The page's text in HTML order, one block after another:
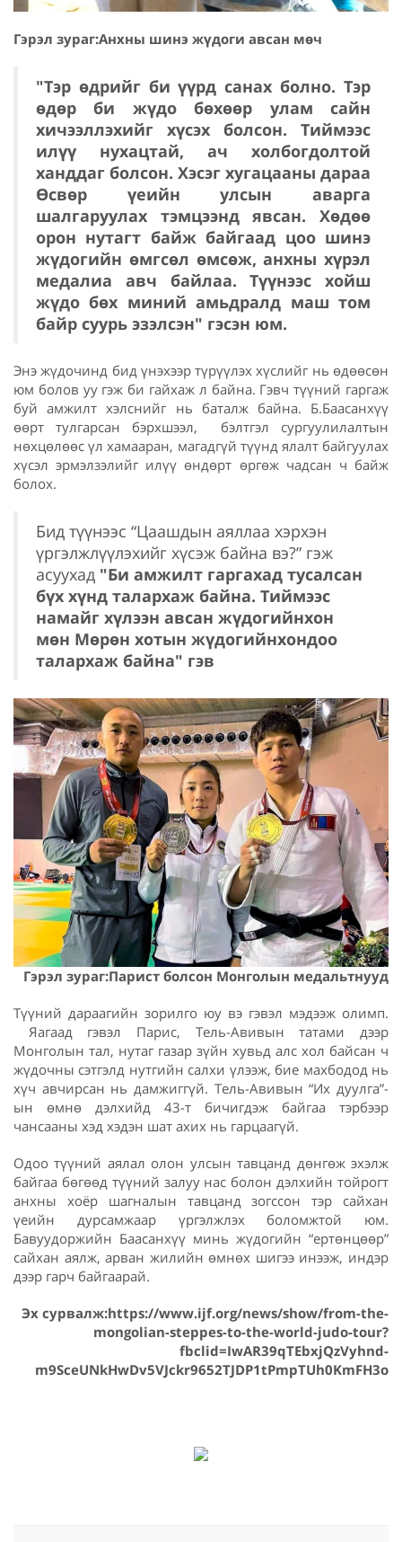
Гэрэл зураг:Анхны шинэ жүдоги авсан мөч
"Тэр өдрийг би үүрд санах болно. Тэр
өдөр би жүдо бөхөөр улам сайн
хичээллэхийг хүсэх болсон. Тиймээс
илүү нухацтай, ач холбогдолтой
ханддаг болсон. Хэсэг хугацааны дараа
Өсвөр үеийн улсын аварга
шалгаруулах тэмцээнд явсан. Хөдөө
орон нутагт байж байгаад цоо шинэ
жүдогийн өмгсөл өмсөж, анхны хүрэл
медалиа авч байлаа. Түүнээс хойш
жүдо бөх миний амьдралд маш том
байр суурь эзэлсэн" гэсэн юм.
Энэ жүдочинд бид үнэхээр түрүүлэх хүслийг нь өдөөсөн
юм болов уу гэж би гайхаж л байна. Гэвч түүний гаргаж
буй амжилт хэлснийг нь баталж байна. Б.Баасанхүү
өөрт тулгарсан бэрхшээл, бэлтгэл сургуулилалтын
нөхцөлөөс үл хамааран, магадгүй түүнд ялалт байгуулах
хүсэл эрмэлзэлийг илүү өндөрт өргөж чадсан ч байж
болох.
Бид түүнээс “Цаашдын аяллаа хэрхэн
үргэлжлүүлэхийг хүсэж байна вэ?” гэж
асуухад "Би амжилт гаргахад тусалсан
бүх хүнд талархаж байна. Тиймээс
намайг хүлээн авсан жүдогийнхон
мөн Мөрөн хотын жүдогийнхондоо
талархаж байна" гэв
Гэрэл зураг:Парист болсон Монголын медальтнууд
Түүний дараагийн зорилго юу вэ гэвэл мэдээж олимп.
Яагаад гэвэл Парис, Тель-Авивын татами дээр
Монголын тал, нутаг газар зүйн хувьд алс хол байсан ч
жүдочны сэтгэлд нутгийн салхи үлээж, бие махбодод нь
хүч авчирсан нь дамжиггүй. Тель-Авивын “Их дуулга”-
ын өмнө дэлхийд 43-т бичигдэж байгаа тэрбээр
чансааны хэд хэдэн шат ахих нь гарцаагүй.
Одоо түүний аялал олон улсын тавцанд дөнгөж эхэлж
байгаа бөгөөд түүний залуу нас болон дэлхийн тойрогт
анхны хоёр шагналын тавцанд зогссон тэр сайхан
үеийн дурсамжаар үргэлжлэх боломжтой юм.
Бавуудоржийн Баасанхүү минь жүдогийн “ертөнцөөр”
сайхан аялж, арван жилийн өмнөх шигээ инээж, индэр
дээр гарч байгаарай.
Эх сурвалж:https://www.ijf.org/news/show/from-the-
mongolian-steppes-to-the-world-judo-tour?
fbclid=IwAR39qTEbxjQzVyhnd-
m9SceUNkHwDv5VJckr9652TJDP1tPmpTUh0KmFH3o